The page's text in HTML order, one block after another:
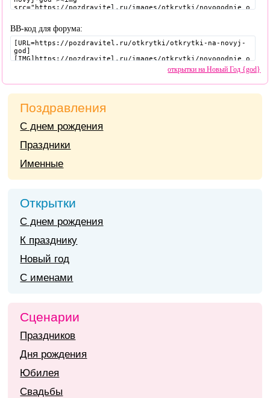
BB-код для форума:
открытки на Новый Год {god}
Поздравления
С днем рождения
Праздники
Именные
Открытки
С днем рождения
К празднику
Новый год
С именами
Сценарии
Праздников
Дня рождения
Юбилея
Свадьбы